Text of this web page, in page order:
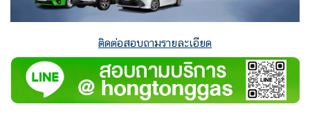
ติดต่อสอบถามรายละเอียด